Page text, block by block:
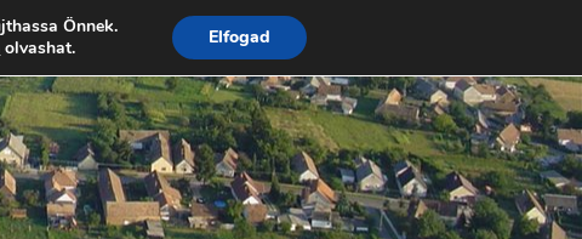
Impresszum
Önnek.
olvashat. Elfogad